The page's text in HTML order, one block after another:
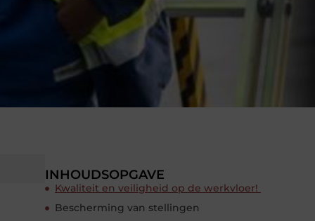
INHOUDSOPGAVE
Kwaliteit en veiligheid op de werkvloer!
Bescherming van stellingen